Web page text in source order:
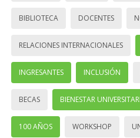
BIBLIOTECA DOCENTES
RELACIONES INTERNACIONALES
INGRESANTES INCLUSIÓN
BECAS BIENESTAR
100 AÑOS WORKSHOP